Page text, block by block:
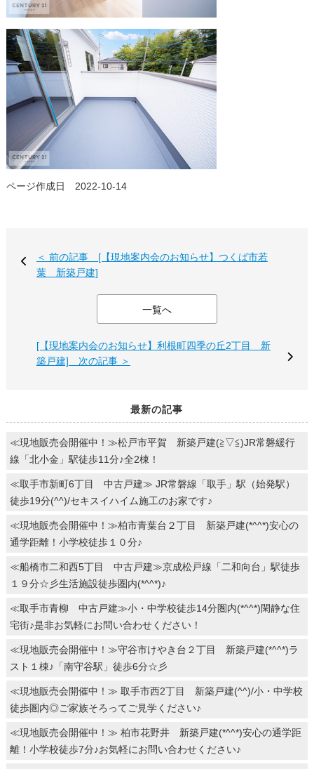
ページ作成日 2022-10-14
＜ 前の記事 [【現地案内会のお知らせ】つくば市若
葉 新築戸建]
一覧へ
[【現地案内会のお知らせ】利根町四季の丘2丁目 新
築戸建] 次の記事 ＞
最新の記事
≪現地販売会開催中！≫松戸市平賀 新築戸建(≧▽≦)JR常磐緩行
線「北小金」駅徒歩11分♪全2棟！
≪取手市新町6丁目 中古戸建≫ JR常磐線「取手」駅（始発駅）
徒歩19分(^^)/セキスイハイム施工のお家です♪
≪現地販売会開催中！≫柏市青葉台２丁目 新築戸建(*^^*)安心の
通学距離！小学校徒歩１０分♪
≪船橋市二和西5丁目 中古戸建≫京成松戸線「二和向台」駅徒歩
１９分☆彡生活施設徒歩圏内(*^^*)♪
≪取手市青柳 中古戸建≫小・中学校徒歩14分圏内(*^^*)閑静な住
宅街♪是非お気軽にお問い合わせください！
≪現地販売会開催中！≫守谷市けやき台２丁目 新築戸建(*^^*)ラ
スト１棟♪「南守谷駅」徒歩6分☆彡
≪現地販売会開催中！≫ 取手市西2丁目 新築戸建(^^)/小・中学校
徒歩圏内◎ご家族そろってご見学ください♪
≪現地販売会開催中！≫ 柏市花野井 新築戸建(*^^*)安心の通学距
離！小学校徒歩7分♪お気軽にお問い合わせください♪